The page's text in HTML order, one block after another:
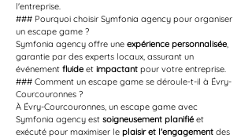
l'entreprise.
### Pourquoi choisir Symfonia agency pour organiser
un escape game ?
Symfonia agency offre une expérience personnalisée,
garantie par des experts locaux, assurant un
événement fluide et impactant pour votre entreprise.
### Comment un escape game se déroule-t-il à Évry-
Courcouronnes ?
À Évry-Courcouronnes, un escape game avec
Symfonia agency est soigneusement planifié et
exécuté pour maximiser le plaisir et l'engagement des